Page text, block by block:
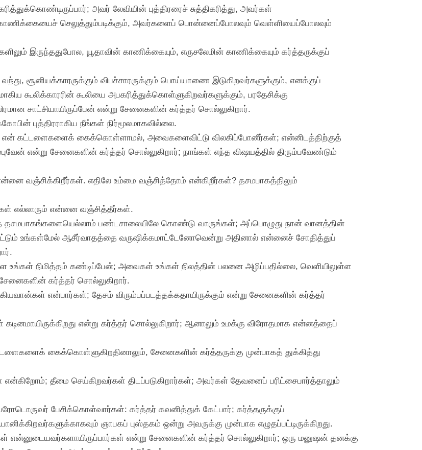
அவர் லேவியின் புத்திரரைச் சுத்திகரித்து, அவர்கள்
காணிக்கையைச் செலுத்தும்படிக்கும், அவர்களைப் பொன்னைப்போலவும் வெள்ளியைப்போலவும்
இருந்ததுபோல, யூதாவின் காணிக்கையும், எருசலேமின் காணிக்கையும் கர்த்தருக்குப்
வந்து, சூனியக்காரருக்கும் விபச்சாரருக்கும் பொய்யாணை இடுகிறவர்களுக்கும், எனக்குப்
கூலிக்காரரின் கூலியை அபகரித்துக்கொள்ளுகிறவர்களுக்கும், பரதேசிக்கு
சாட்சியாயிருப்பேன் என்று சேனைகளின் கர்த்தர் சொல்லுகிறார்.
புத்திரராகிய நீங்கள் நிர்மூலமாகவில்லை.
என் கட்டளைகளைக் கைக்கொள்ளாமல், அவைகளைவிட்டு விலகிப்போனீர்கள்; என்னிடத்திற்குத்
என்று சேனைகளின் கர்த்தர் சொல்லுகிறார்; நாங்கள் எந்த விஷயத்தில் திரும்பவேண்டும்
வஞ்சிக்கிறீர்கள். எதிலே உம்மை வஞ்சித்தோம் என்கிறீர்கள்? தசமபாகத்திலும்
எல்லாரும் என்னை வஞ்சித்தீர்கள்.
தசமபாகங்களையெல்லாம் பண்டசாலையிலே கொண்டு வாருங்கள்; அப்பொழுது நான் வானத்தின்
உங்கள்மேல் ஆசீர்வாதத்தை வருஷிக்கமாட்டேனோவென்று அதினால் என்னைச் சோதித்துப்
உங்கள் நிமித்தம் கண்டிப்பேன்; அவைகள் உங்கள் நிலத்தின் பலனை அழிப்பதில்லை, வெளியிலுள்ள
கர்த்தர் சொல்லுகிறார்.
என்பார்கள்; தேசம் விரும்பப்படத்தக்கதாயிருக்கும் என்று சேனைகளின் கர்த்தர்
என்று கர்த்தர் சொல்லுகிறார்; ஆனாலும் உமக்கு விரோதமாக என்னத்தைப்
கைக்கொள்ளுகிறதினாலும், சேனைகளின் கர்த்தருக்கு முன்பாகத் துக்கித்து
தீமை செய்கிறவர்கள் திடப்படுகிறார்கள்; அவர்கள் தேவனைப் பரிட்சைபார்த்தாலும்
பேசிக்கொள்வார்கள்: கர்த்தர் கவனித்துக் கேட்பார்; கர்த்தருக்குப்
ஞாபகப் புஸ்தகம் ஒன்று அவருக்கு முன்பாக எழுதப்பட்டிருக்கிறது.
என்னுடையவர்களாயிருப்பார்கள் என்று சேனைகளின் கர்த்தர் சொல்லுகிறார்; ஒரு மனுஷன் தனக்கு